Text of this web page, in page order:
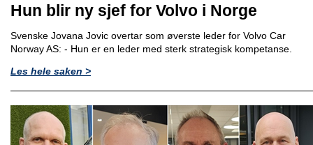
Hun blir ny sjef for Volvo i Norge
Svenske Jovana Jovic overtar som øverste leder for Volvo Car
Norway AS: - Hun er en leder med sterk strategisk kompetanse.
Les hele saken >